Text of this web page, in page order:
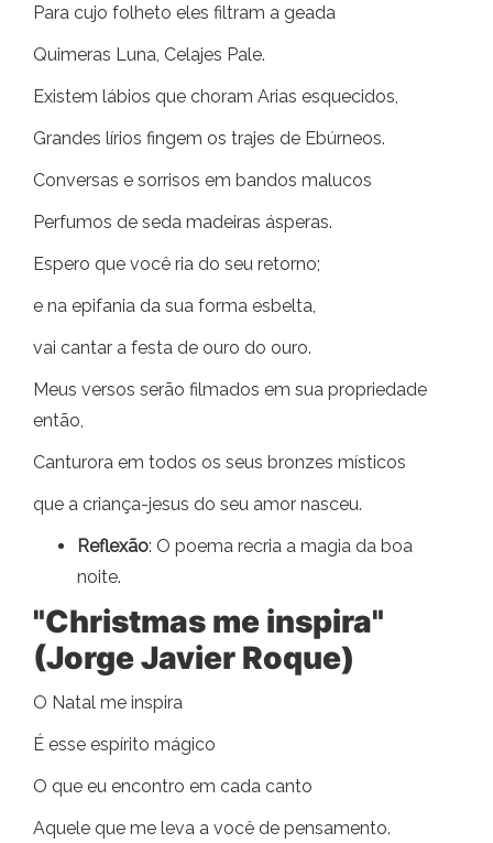
Para cujo folheto eles filtram a geada
Quimeras Luna, Celajes Pale.
Existem lábios que choram Arias esquecidos,
Grandes lírios fingem os trajes de Ebúrneos.
Conversas e sorrisos em bandos malucos
Perfumos de seda madeiras ásperas.
Espero que você ria do seu retorno;
e na epifania da sua forma esbelta,
vai cantar a festa de ouro do ouro.
Meus versos serão filmados em sua propriedade
então,
Canturora em todos os seus bronzes místicos
que a criança-jesus do seu amor nasceu.
Reflexão: O poema recria a magia da boa
noite.
"Christmas me inspira"
(Jorge Javier Roque)
O Natal me inspira
É esse espírito mágico
O que eu encontro em cada canto
Aquele que me leva a você de pensamento.